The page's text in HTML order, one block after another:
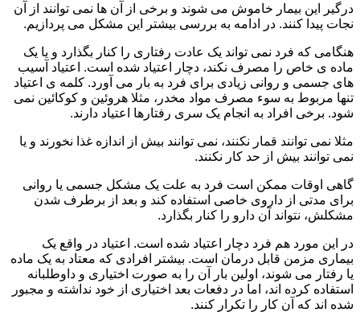
درگیر این بیمار خاموش می شوند و برخی از آن ها نمی توانند از آن
نجات پیدا کنند. در ادامه به بررسی بیشتر این مشکل می پردازیم.
هنگامی که فرد نمی تواند یک عادت رفتاری را کنار بگذارد و یا یک
ماده ی خاص را مصرف نکند، دچار اعتیاد شده است. اعتیاد آسیب
های جسمی و روانی زیادی برای فرد به بار می آورد. کلمه ی اعتیاد
تنها مربوط به سوء مصرف مواد مخدر، مثلا هروئین و کوکائین نمی
شود. برخی افراد به انجام یک سری رفتارها اعتیاد دارند.
مثلا نمی توانند قمار نکنند، نمی توانند بیش از اندازه غذا نخورند و یا
نمی توانند بیش از حد کار نکنند.
گاهی اوقات ممکن است فرد به علت یک مشکل جسمی یا روانی
برای مدتی از داروی خاصی استفاده کند و بعد از برطرف شدن
مشکلش، نتواند آن دارو را کنار بگذارد.
در این مورد هم فرد دچار اعتیاد شده است. اعتیاد در واقع یک
بیماری مزمن قابل درمان است. بیشتر افرادی که معتاد به یک ماده
یا رفتار می شوند، اولین بار آن را به صورت اختیاری و داوطلبانه
استفاده کرده اند، اما در دفعات بعد اختیاری از خود نداشته و مجبور
شده اند که آن کار را تکرار کنند.